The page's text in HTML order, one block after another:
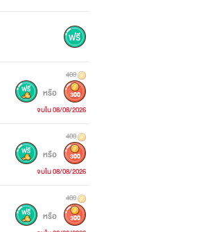
400
หรือ 300
จบใน 08/08/2026
400
หรือ 300
จบใน 08/08/2026
400
หรือ 300